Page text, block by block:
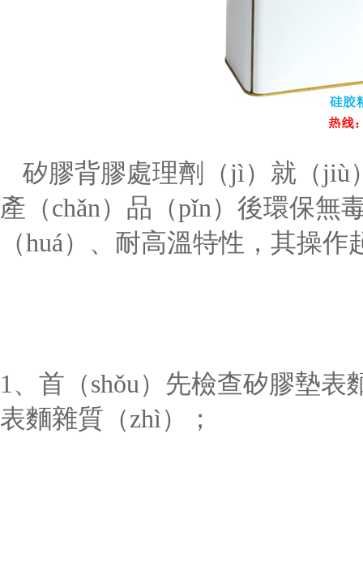
矽膠背膠處理劑（jì）就（jiù
產（chǎn）品（pǐn）後環保無
（huá）、耐高溫特性，其操
1 、首（shǒu）先檢查矽膠墊表
表麵雜質（zhì）；